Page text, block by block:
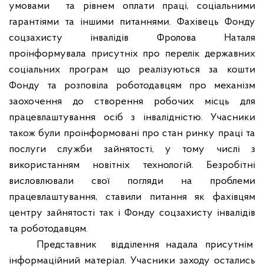
умовами
та рівнем оплати праці, соціальними
гарантіями та іншими питаннями. Фахівець Фонду
соцзахисту інвалідів Фролова Наталя
проінформувала присутніх про перелік державних
соціальних програм що реалізуються за кошти
Фонду та розповіла роботодавцям про механізм
заохочення до створення робочих місць для
працевлаштування осіб з інвалідністю. Учасники
також були проінформовані про стан ринку праці та
послуги служби зайнятості, у тому числі з
використанням новітніх технологій. Безробітні
висловлювали свої погляди на проблеми
працевлаштування, ставили питання як фахівцям
центру зайнятості так і Фонду соцзахисту інвалідів
та роботодавцям.
Представник
відділення надала присутнім
інформаційний матеріал. Учасники заходу остались